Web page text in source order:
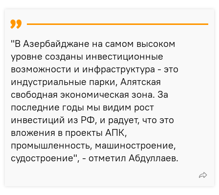
"В Азербайджане на самом высоком
уровне созданы инвестиционные
возможности и инфраструктура - это
индустриальные парки, Алятская
свободная экономическая зона. За
последние годы мы видим рост
инвестиций из РФ, и радует, что это
вложения в проекты АПК,
промышленность, машиностроение,
судостроение", - отметил Абдуллаев.